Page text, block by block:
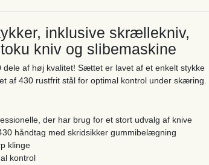
inklusive skrællekniv,
kniv og slibemaskine
af høj kvalitet! Sættet er lavet af et enkelt stykke
af 430 rustfrit stål for optimal kontrol under skæring.
der har brug for et stort udvalg af knive
håndtag med skridsikker gummibelægning
klinge
kontrol